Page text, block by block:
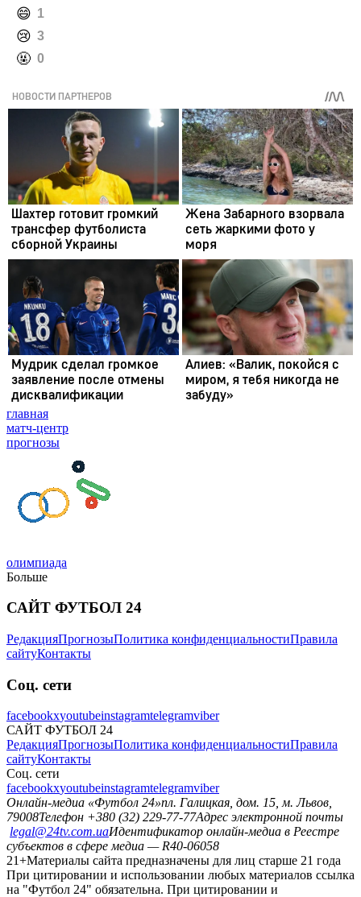
️😄 1
️😢 3
️🤬 0
главная
матч-центр
прогнозы
олимпиада
Больше
САЙТ ФУТБОЛ 24
РедакцияПрогнозыПолитика конфиденциальностиПравила
сайтуКонтакты
Соц. сети
facebookxyoutubeinstagramtelegramviber
САЙТ ФУТБОЛ 24
РедакцияПрогнозыПолитика конфиденциальностиПравила
сайтуКонтакты
Соц. сети
facebookxyoutubeinstagramtelegramviber
Онлайн-медиа «Футбол 24»пл. Галицкая, дом. 15, м. Львов,
79008Телефон +380 (32) 229-77-77Адрес электронной почты
legal@24tv.com.uaИдентификатор онлайн-медиа в Реестре
субъектов в сфере медиа — R40-06058
21+Материалы сайта предназначены для лиц старше 21 года
При цитировании и использовании любых материалов ссылка
на "Футбол 24" обязательна. При цитировании и